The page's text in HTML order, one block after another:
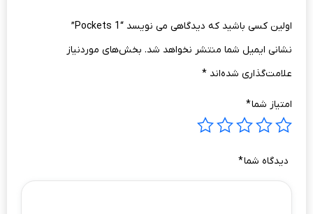
اولین کسی باشید که دیدگاهی می نویسد “Pockets 1”
نشانی ایمیل شما منتشر نخواهد شد. بخش‌های موردنیاز
علامت‌گذاری شده‌اند *
امتیاز شما*
دیدگاه شما*